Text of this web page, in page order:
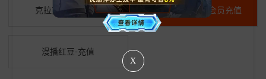
克拉克拉红豆充值 克拉克拉/漫播 会员充值
漫播红豆-充值
X